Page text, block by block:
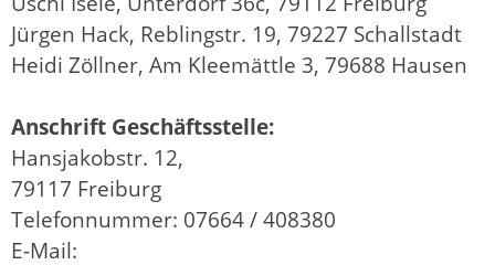
Jürgen Hack, Reblingstr. 19, 79227 Schallstadt
Heidi Zöllner, Am Kleemättle 3, 79688 Hausen
Anschrift Geschäftsstelle:
Hansjakobstr. 12,
79117 Freiburg
Telefonnummer: 07664 / 408380
E-Mail: